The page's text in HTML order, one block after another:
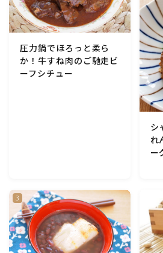
野菜料理(ズッキーニ・コーン・い
野菜料理(玉ねぎ・ねぎ・アボカド
もやし・豆苗・たけのこ・せり・ふ
洋菓子 (焼き菓子)
圧力鍋でほろっと柔ら
か！牛すね肉のご馳走ビ
ーフシチュー
シ
れ
ー